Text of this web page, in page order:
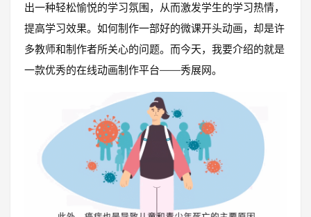
出一种轻松愉悦的学习氛围，从而激发学生的学习热情，
提高学习效果。如何制作一部好的微课开头动画，却是许
多教师和制作者所关心的问题。而今天，我要介绍的就是
一款优秀的在线动画制作平台——秀展网。